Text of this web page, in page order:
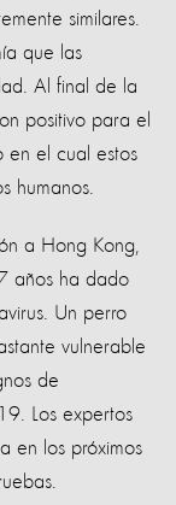
similares.
que las
Al final de la
positivo para el
en el cual estos
humanos.
a Hong Kong,
años ha dado
Un perro
vulnerable
de
Los expertos
en los próximos